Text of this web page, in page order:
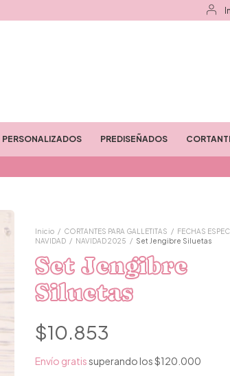
PERSONALIZADOS PREDISEÑADOS
Inicio / CORTANTES PARA GALLETITAS / FECHAS
NAVIDAD / NAVIDAD 2025 / Set Jengibre Siluetas
Set Jengibre
Siluetas
$10.853
Envío gratissuperando los$120.000